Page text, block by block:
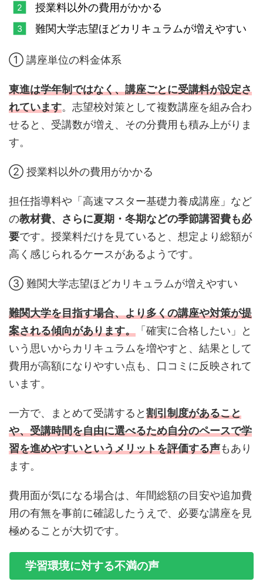
授業料以外の費用がかかる
難関大学志望ほどカリキュラムが増えやすい
① 講座単位の料金体系
東進は学年制ではなく、講座ごとに受講料が設定さ
れています。志望校対策として複数講座を組み合わ
せると、受講数が増え、その分費用も積み上がりま
す。
② 授業料以外の費用がかかる
担任指導料や「高速マスター基礎力養成講座」など
の教材費、さらに夏期・冬期などの季節講習費も必
要です。授業料だけを見ていると、想定より総額が
高く感じられるケースがあるようです。
③ 難関大学志望ほどカリキュラムが増えやすい
難関大学を目指す場合、より多くの講座や対策が提
案される傾向があります。 「確実に合格したい」と
いう思いからカリキュラムを増やすと、結果として
費用が高額になりやすい点も、口コミに反映されて
います。
一方で、まとめて受講すると割引制度があること
や、受講時間を自由に選べるため自分のペースで学
習を進めやすいというメリットを評価する声もあり
ます。
費用面が気になる場合は、年間総額の目安や追加費
用の有無を事前に確認したうえで、必要な講座を見
極めることが大切です。
学習環境に対する不満の声